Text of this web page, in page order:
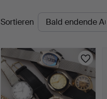
Laufende
Auktionen
Sortieren